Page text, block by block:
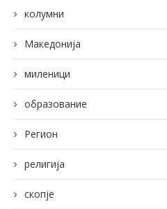
колумни
Македонија
миленици
образование
Регион
религија
скопје